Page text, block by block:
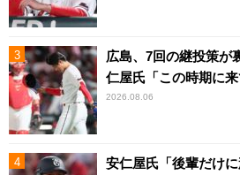
広島、7回の継投策
仁屋氏「この時期に来
2026.08.06
安仁屋氏「後輩だけ